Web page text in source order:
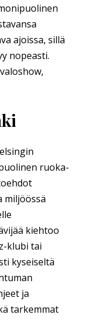
ajoissa, sillä
nopeasti.
ruoka-
miljöössä
kiehtoo
klubi tai
kyseiseltä
ja
tarkemmat